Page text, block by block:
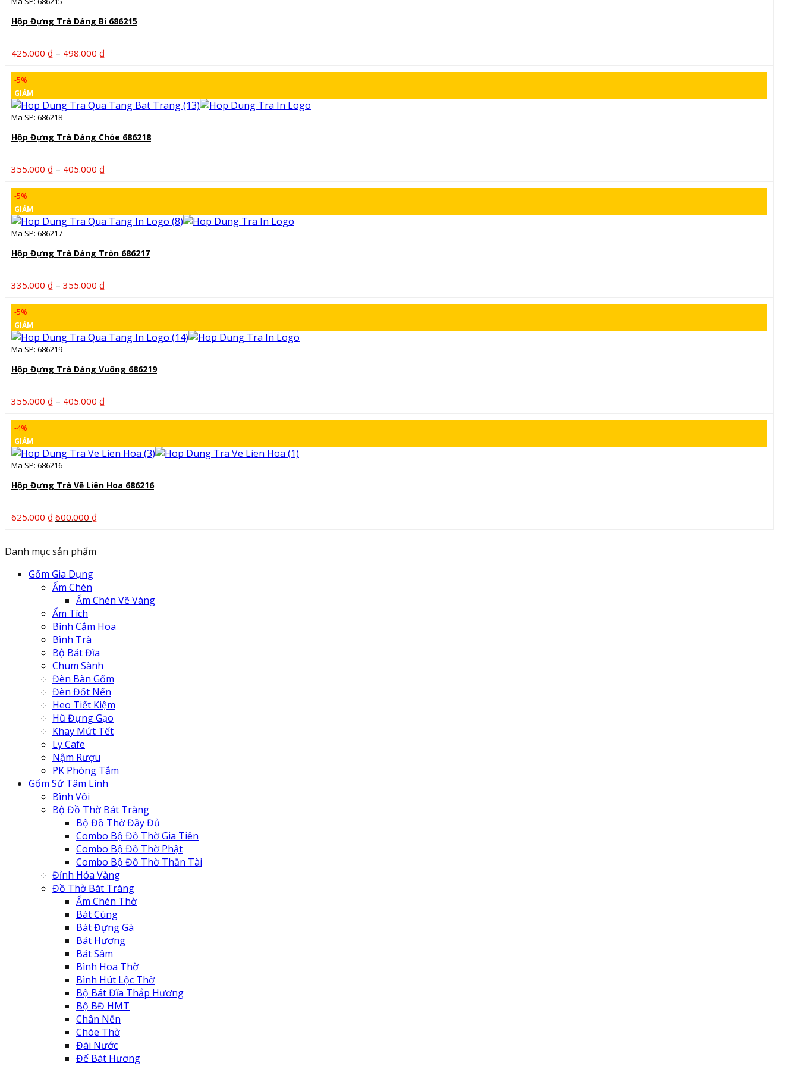
Hộp Đựng Trà Dáng Bí 686215
425.000 ₫ – 498.000 ₫Khoảng
đến
-5%
GIẢM
Mã SP: 686218
Hộp Đựng Trà Dáng Chóe 686218
355.000 ₫ – 405.000 ₫Khoảng
đến
-5%
GIẢM
Mã SP: 686217
Hộp Đựng Trà Dáng Tròn 686217
335.000 ₫ – 355.000 ₫Khoảng
đến
-5%
GIẢM
Mã SP: 686219
Hộp Đựng Trà Dáng Vuông 686219
355.000 ₫ – 405.000 ₫Khoảng
đến
-4%
GIẢM
Mã SP: 686216
Hộp Đựng Trà Vẽ Liên Hoa 686216
625.000₫ Giá
625.000 ₫.
600.000 ₫Giá
Danh mục sản phẩm
Gốm Gia Dụng
Ấm Chén
Ấm Chén Vẽ Vàng
Ấm Tích
Bình Cắm Hoa
Bình Trà
Bộ Bát Đĩa
Chum Sành
Đèn Bàn Gốm
Đèn Đốt Nến
Heo Tiết Kiệm
Hũ Đựng Gạo
Khay Mứt Tết
Ly Cafe
Nậm Rượu
PK Phòng Tắm
Gốm Sứ Tâm Linh
Bình Vôi
Bộ Đồ Thờ Bát Tràng
Bộ Đồ Thờ Đầy Đủ
Combo Bộ Đồ Thờ Gia Tiên
Combo Bộ Đồ Thờ Phật
Combo Bộ Đồ Thờ Thần Tài
Đỉnh Hóa Vàng
Đồ Thờ Bát Tràng
Ấm Chén Thờ
Bát Cúng
Bát Đựng Gà
Bát Hương
Bát Sâm
Bình Hoa Thờ
Bình Hút Lộc Thờ
Bộ Bát Đĩa Thắp Hương
Bộ BĐ HMT
Chân Nến
Chóe Thờ
Đài Nước
Đế Bát Hương